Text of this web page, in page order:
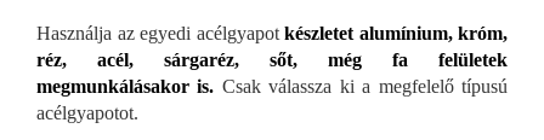
Használja az egyedi acélgyapot készletet alumínium, króm,
réz, acél, sárgaréz, sőt, még fa felületek
megmunkálásakor is. Csak válassza ki a megfelelő típusú
acélgyapotot.